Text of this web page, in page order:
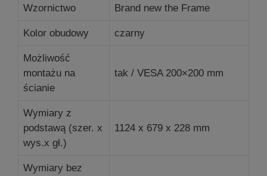
Wzornictwo Brand new the Frame
Kolor obudowy czarny
Możliwość
montażu na
ścianie
tak / VESA 200×200 mm
Wymiary z
podstawą (szer. x
wys.x gł.)
1124 x 679 x 228 mm
Wymiary bez